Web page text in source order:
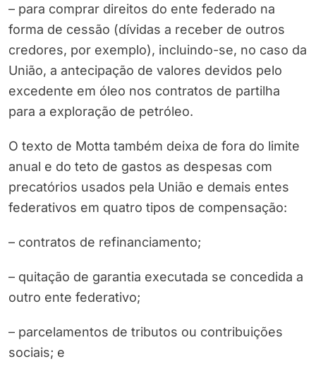
– para comprar direitos do ente federado na
forma de cessão (dívidas a receber de outros
credores, por exemplo), incluindo-se, no caso da
União, a antecipação de valores devidos pelo
excedente em óleo nos contratos de partilha
para a exploração de petróleo.
O texto de Motta também deixa de fora do limite
anual e do teto de gastos as despesas com
precatórios usados pela União e demais entes
federativos em quatro tipos de compensação:
– contratos de refinanciamento;
– quitação de garantia executada se concedida a
outro ente federativo;
– parcelamentos de tributos ou contribuições
sociais; e